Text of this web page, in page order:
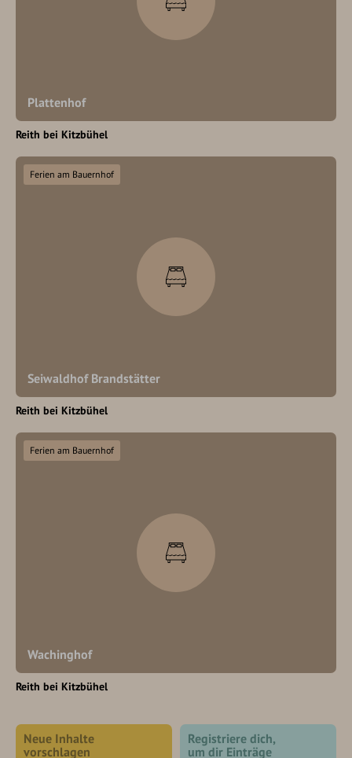
Plattenhof
Reith bei Kitzbühel
Seiwaldhof Brandstätter
Ferien am Bauernhof
Reith bei Kitzbühel
Wachinghof
Ferien am Bauernhof
Reith bei Kitzbühel
Neue Inhalte
vorschlagen
Registriere dich,
um dir Einträge